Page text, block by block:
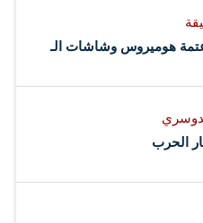
عتمة هوميروس وشاشات الـ
الحرب